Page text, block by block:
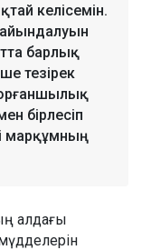
келісемін.
барлық
тезірек
бірлесіп
марқұмның
алдағы